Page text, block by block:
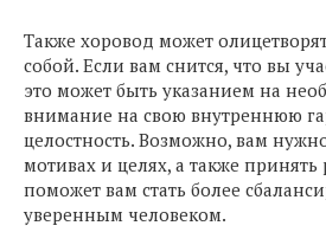
Также хоровод может
собой. Если вам снится, что вы
это может быть указанием на
внимание на свою внутреннюю
целостность. Возможно, вам
мотивах и целях, а также
поможет вам стать более
уверенным человеком.